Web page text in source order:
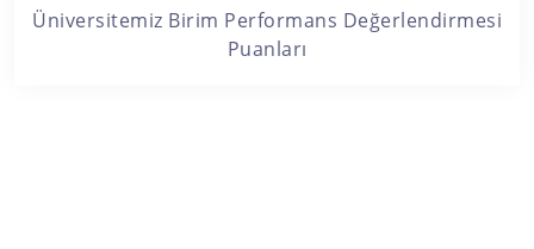
Üniversitemiz Birim Performans Değerlendirmesi
Puanları